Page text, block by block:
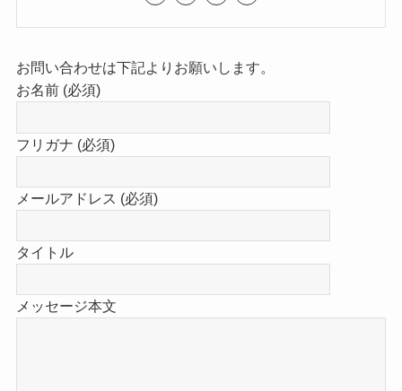
お問い合わせは下記よりお願いします。
お名前 (必須)
フリガナ (必須)
メールアドレス (必須)
タイトル
メッセージ本文